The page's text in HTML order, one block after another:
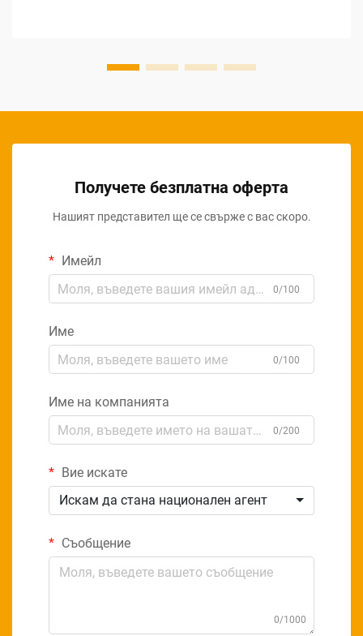
Получете безплатна оферта
Нашият представител ще се свърже с вас скоро.
Имейл
0/100
Име
0/100
Име на компанията
0/200
Вие искате
Искам да стана национален агент
Съобщение
0/1000